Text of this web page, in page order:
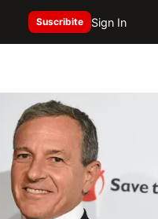
Suscribite Sign In